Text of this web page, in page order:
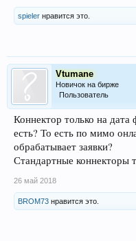
spieler нравится это.
Vtumane
Новичок на бирже
Пользователь
Коннектор только на
есть? То есть по мимо
обрабатывает заявки?
Стандартные коннекторы
26 май 2018
BROM73 нравится это.